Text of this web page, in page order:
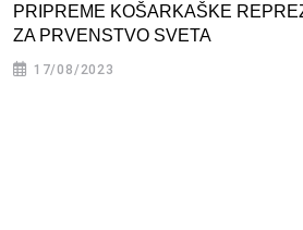
PRIPREME KOŠARKAŠKE
ZA PRVENSTVO SVETA
17/08/2023